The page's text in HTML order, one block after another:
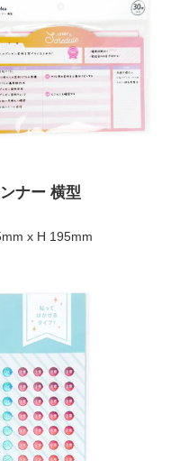
ナー 横型
x H 195mm